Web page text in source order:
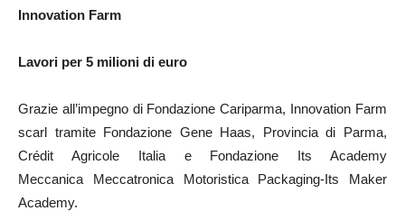
Innovation Farm
Lavori per 5 milioni di euro
Grazie all’impegno di Fondazione Cariparma, Innovation Farm
scarl tramite Fondazione Gene Haas,
Provincia di Parma,
Crédit Agricole Italia e Fondazione Its Academy
Meccanica
Meccatronica Motoristica Packaging-Its Maker
Academy.